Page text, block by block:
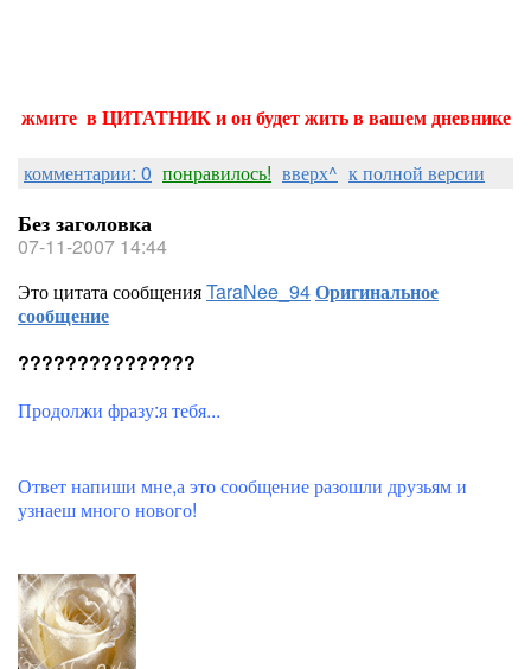
жмите в ЦИТАТНИК и он будет жить в вашем дневнике
комментарии: 0 понравилось! вверх^ к полной версии
Без заголовка
07-11-2007 14:44
Это цитата сообщенияTaraNee_94Оригинальное
сообщение
???????????????
Продолжи фразу:я тебя...
Ответ напиши мне,а это сообщение разошли друзьям и
узнаеш много нового!